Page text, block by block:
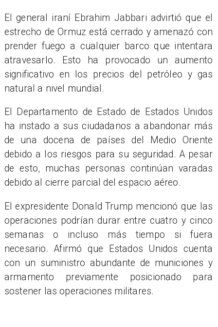
El general iraní Ebrahim Jabbari advirtió que el
estrecho de Ormuz está cerrado y amenazó con
prender fuego a cualquier barco que intentara
atravesarlo. Esto ha provocado un aumento
significativo en los precios del petróleo y gas
natural a nivel mundial.
El Departamento de Estado de Estados Unidos
ha instado a sus ciudadanos a abandonar más
de una docena de países del Medio Oriente
debido a los riesgos para su seguridad. A pesar
de esto, muchas personas continúan varadas
debido al cierre parcial del espacio aéreo.
El expresidente Donald Trump mencionó que las
operaciones podrían durar entre cuatro y cinco
semanas o incluso más tiempo si fuera
necesario. Afirmó que Estados Unidos cuenta
con un suministro abundante de municiones y
armamento previamente posicionado para
sostener las operaciones militares.